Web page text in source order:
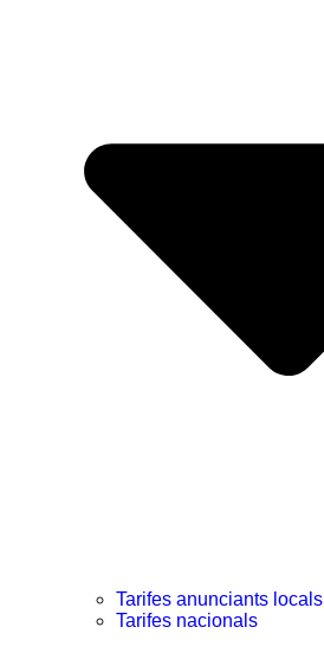
Tarifes anunciants locals
Tarifes nacionals